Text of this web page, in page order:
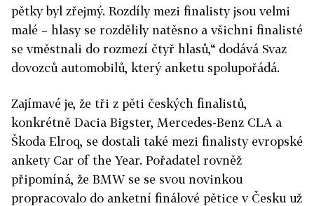
pětky byl zřejmý. Rozdíly mezi finalisty jsou velmi
malé – hlasy se rozdělily natěsno a všichni finalisté
se vměstnali do rozmezí čtyř hlasů,“ dodává Svaz
dovozců automobilů, který anketu spolupořádá.
Zajímavé je, že tři z pěti českých finalistů,
konkrétně Dacia Bigster, Mercedes-Benz CLA a
Škoda Elroq, se dostali také mezi finalisty evropské
ankety Car of the Year. Pořadatel rovněž
připomíná, že BMW se se svou novinkou
propracovalo do anketní finálové pětice v Česku už